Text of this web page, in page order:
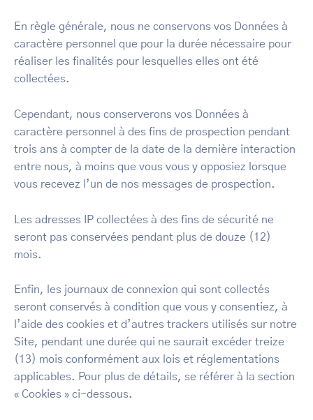
En règle générale, nous ne conservons vos Données à
caractère personnel que pour la durée nécessaire pour
réaliser les finalités pour lesquelles elles ont été
collectées.
Cependant, nous conserverons vos Données à
caractère personnel à des fins de prospection pendant
trois ans à compter de la date de la dernière interaction
entre nous, à moins que vous vous y opposiez lorsque
vous recevez l’un de nos messages de prospection.
Les adresses IP collectées à des fins de sécurité ne
seront pas conservées pendant plus de douze (12)
mois.
Enfin, les journaux de connexion qui sont collectés
seront conservés à condition que vous y consentiez, à
l’aide des cookies et d’autres trackers utilisés sur notre
Site, pendant une durée qui ne saurait excéder treize
(13) mois conformément aux lois et réglementations
applicables. Pour plus de détails, se référer à la section
« Cookies » ci-dessous.